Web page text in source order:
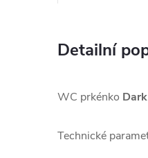
Detailní
WC prkénko
Technické